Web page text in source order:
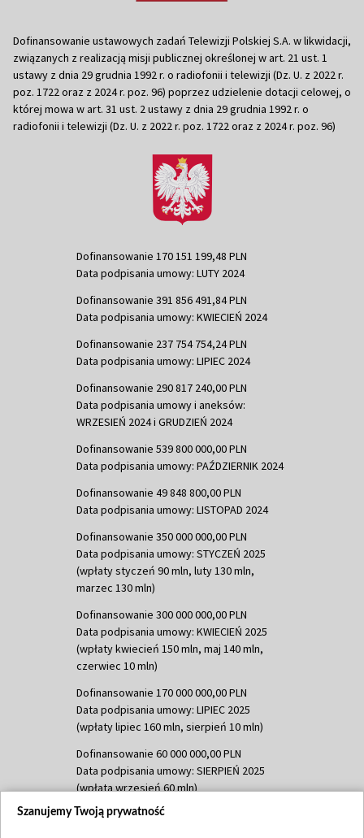
Dofinansowanie ustawowych zadań Telewizji Polskiej S.A. w likwidacji,
związanych z realizacją misji publicznej określonej w art. 21 ust. 1
ustawy z dnia 29 grudnia 1992 r. o radiofonii i telewizji (Dz. U. z 2022 r.
poz. 1722 oraz z 2024 r. poz. 96) poprzez udzielenie dotacji celowej, o
której mowa w art. 31 ust. 2 ustawy z dnia 29 grudnia 1992 r. o
radiofonii i telewizji (Dz. U. z 2022 r. poz. 1722 oraz z 2024 r. poz. 96)
Dofinansowanie 170 151 199,48 PLN
Data podpisania umowy: LUTY 2024
Dofinansowanie 391 856 491,84 PLN
Data podpisania umowy: KWIECIEŃ 2024
Dofinansowanie 237 754 754,24 PLN
Data podpisania umowy: LIPIEC 2024
Dofinansowanie 290 817 240,00 PLN
Data podpisania umowy i aneksów:
WRZESIEŃ 2024 i GRUDZIEŃ 2024
Dofinansowanie 539 800 000,00 PLN
Data podpisania umowy: PAŹDZIERNIK 2024
Dofinansowanie 49 848 800,00 PLN
Data podpisania umowy: LISTOPAD 2024
Dofinansowanie 350 000 000,00 PLN
Data podpisania umowy: STYCZEŃ 2025
(wpłaty styczeń 90 mln, luty 130 mln,
marzec 130 mln)
Dofinansowanie 300 000 000,00 PLN
Data podpisania umowy: KWIECIEŃ 2025
(wpłaty kwiecień 150 mln, maj 140 mln,
czerwiec 10 mln)
Dofinansowanie 170 000 000,00 PLN
Data podpisania umowy: LIPIEC 2025
(wpłaty lipiec 160 mln, sierpień 10 mln)
Dofinansowanie 60 000 000,00 PLN
Data podpisania umowy: SIERPIEŃ 2025
(wpłata wrzesień 60 mln)
Dofinansowanie 635 783 051,21 PLN
Szanujemy Twoją prywatność